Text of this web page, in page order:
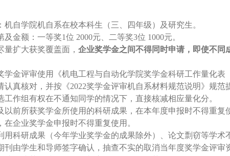
机自学院机自系在校本科生（三、四年级）及研究生。
及金额：一等奖1位 2000元、二等奖3位 1000元。
量扩大获奖覆盖面， 企业奖学金之间不得同时申请，即使不同
学金评审使用《机电工程与自动化学院奖学金科研工作量化表
认真核对，并按《2022奖学金评审机自系材料规范说明》规
工作组有权在不通知同学的情况下，直接核减相应量化分。
以前所获奖学金所使用的科研成果，在本年度申报时不得重
在企业奖学金申报时不得重复使用。
用科研成果（今年学业奖学金的成果除外）、论文剽窃等学术
刊由学生和导师签字确认，抽查不实的取消当年度奖学金评审